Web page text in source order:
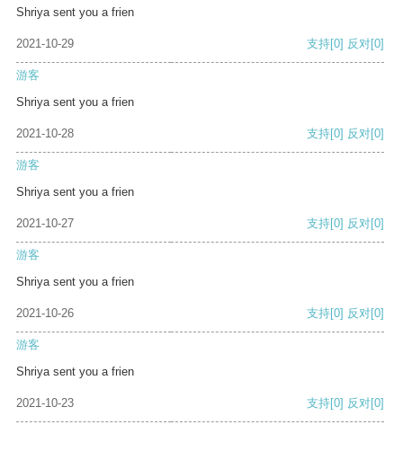
Shriya sent you a frien
2021-10-29 支持[0] 反对[0]
游客
Shriya sent you a frien
2021-10-28 支持[0] 反对[0]
游客
Shriya sent you a frien
2021-10-27 支持[0] 反对[0]
游客
Shriya sent you a frien
2021-10-26 支持[0] 反对[0]
游客
Shriya sent you a frien
2021-10-23 支持[0] 反对[0]